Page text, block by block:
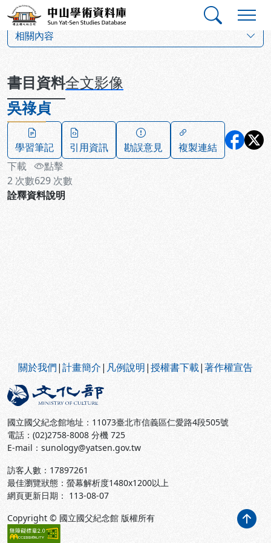
跳到主要內容
中山學術資料庫
相關內容
書目資料全文影像
吳祿貞
學習筆記 引用資訊 勘誤意見
複製連結
下載
2 次數
點擊
629 次數
詮釋資料說明
關於我們|計畫簡介| 凡例說明|授權書下載|著作權宣告
國立國父紀念館地址：11073臺北市信義區仁愛路4段505號
電話：(02)2758-8008 分機 725
E-mail：sunology@yatsen.gov.tw
訪客人數： 17897261
最佳瀏覽狀態：螢幕解析度1480x1200以上
網頁更新日期： 113-08-07
Copyright © 國立國父紀念館 版權所有